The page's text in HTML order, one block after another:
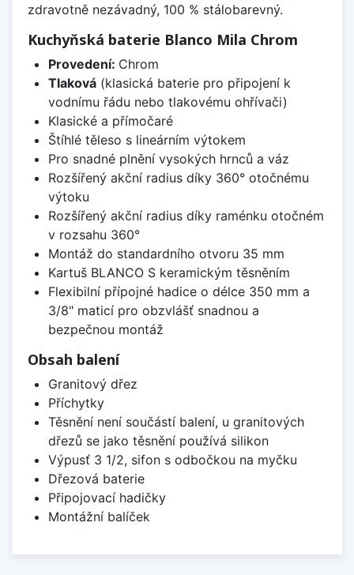
zdravotně nezávadný, 100 % stálobarevný.
Kuchyňská baterie Blanco Mila Chrom
Provedení: Chrom
Tlaková(klasická baterie pro připojení k
vodnímu řádu nebo tlakovému ohřívači)
Klasické a přímočaré
Štíhlé těleso s lineárním výtokem
Pro snadné plnění vysokých hrnců a váz
Rozšířený akční radius díky 360° otočnému
výtoku
Rozšířený akční radius díky raménku otočném
v rozsahu 360°
Montáž do standardního otvoru 35 mm
Kartuš BLANCO S keramickým těsněním
Flexibilní přípojné hadice o délce 350 mm a
3/8" maticí pro obzvlášť snadnou a
bezpečnou montáž
Obsah balení
Granitový dřez
Příchytky
Těsnění není součástí balení, u granitových
dřezů se jako těsnění používá silikon
Výpusť 3 1/2, sifon s odbočkou na myčku
Dřezová baterie
Připojovací hadičky
Montážní balíček